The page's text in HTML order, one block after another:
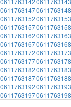
0611763142 0611763143
06117631470611763148
0611763152 0611763153
06117631570611763158
0611763162 0611763163
06117631670611763168
0611763172 0611763173
06117631770611763178
0611763182 0611763183
06117631870611763188
0611763192 0611763193
06117631970611763198